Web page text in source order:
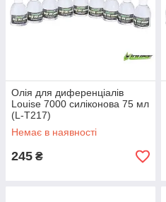
Олія для диференціалів
Louise 7000 силіконова 75 мл
(L-T217)
Немає в наявності
245 ₴